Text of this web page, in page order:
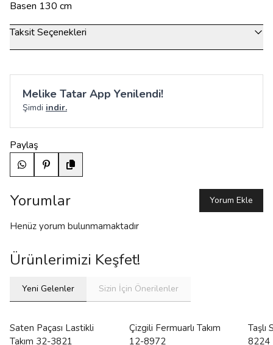
Basen 130 cm
Taksit Seçenekleri
Melike Tatar App Yenilendi!
Şimdi indir.
Paylaş
Yorumlar Yorum Ekle
Henüz yorum bulunmamaktadır
Ürünlerimizi Keşfet!
Yeni Gelenler Sizin İçin Önerilenler
Saten Paçası Lastikli
Takım 32-3821
Çizgili Fermuarlı Takım
12-8972
Taşlı
8224